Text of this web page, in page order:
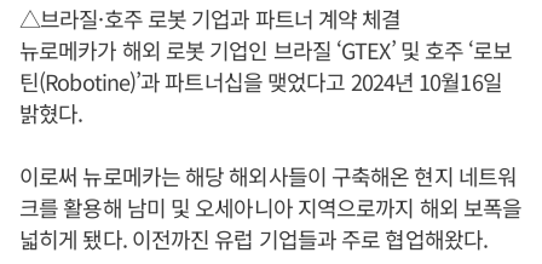
△브라질·호주 로봇 기업과 파트너 계약 체결
뉴로메카가 해외 로봇 기업인 브라질 ‘GTEX’ 및 호주 ‘로보
틴(Robotine)’과 파트너십을 맺었다고 2024년 10월16일
밝혔다.
이로써 뉴로메카는 해당 해외사들이 구축해온 현지 네트워
크를 활용해 남미 및 오세아니아 지역으로까지 해외 보폭을
넓히게 됐다. 이전까진 유럽 기업들과 주로 협업해왔다.